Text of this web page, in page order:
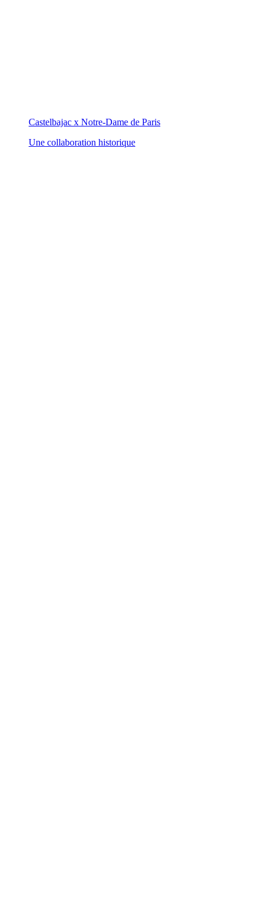
Castelbajac x Notre-Dame de Paris
Une collaboration historique